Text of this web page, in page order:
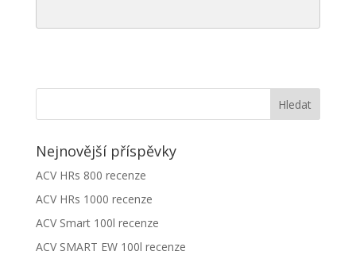
Nejnovější příspěvky
ACV HRs 800 recenze
ACV HRs 1000 recenze
ACV Smart 100l recenze
ACV SMART EW 100l recenze